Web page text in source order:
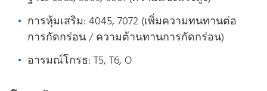
การหุ้มเสริม: 4045, 7072 (เพิ่มความทนทานต่อ
การกัดกร่อน / ความต้านทานการกัดกร่อน)
อารมณ์โกรธ: T5, T6, O